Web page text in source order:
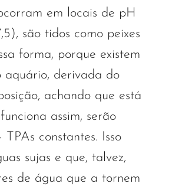
em locais de pH
são tidos como peixes
forma, porque existem
aquário, derivada do
achando que está
assim, serão
constantes. Isso
sujas e que, talvez,
de água que a tornem